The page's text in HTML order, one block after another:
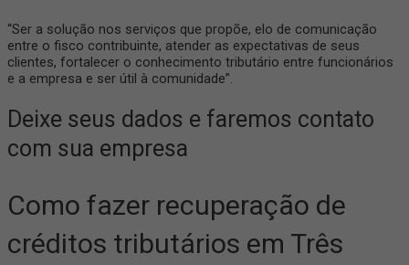
“Ser a solução nos serviços que propõe, elo de comunicação
entre o fisco contribuinte, atender as expectativas de seus
clientes, fortalecer o conhecimento tributário entre funcionários
e a empresa e ser útil à comunidade”.
Deixe seus dados e faremos contato
com sua empresa
Como fazer recuperação de
créditos tributários em Três